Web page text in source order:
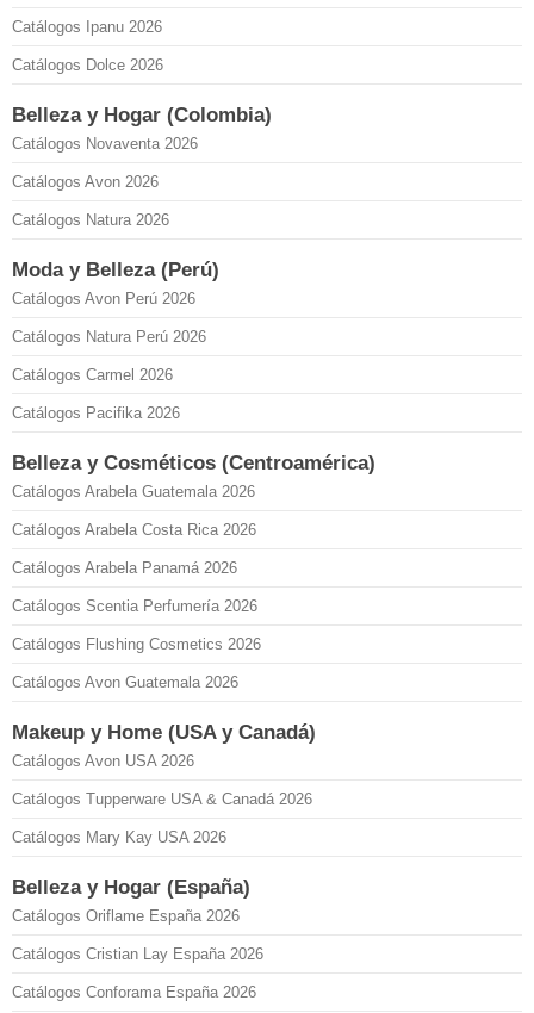
Catálogos Ipanu 2026
Catálogos Dolce 2026
Belleza y Hogar (Colombia)
Catálogos Novaventa 2026
Catálogos Avon 2026
Catálogos Natura 2026
Moda y Belleza (Perú)
Catálogos Avon Perú 2026
Catálogos Natura Perú 2026
Catálogos Carmel 2026
Catálogos Pacifika 2026
Belleza y Cosméticos (Centroamérica)
Catálogos Arabela Guatemala 2026
Catálogos Arabela Costa Rica 2026
Catálogos Arabela Panamá 2026
Catálogos Scentia Perfumería 2026
Catálogos Flushing Cosmetics 2026
Catálogos Avon Guatemala 2026
Makeup y Home (USA y Canadá)
Catálogos Avon USA 2026
Catálogos Tupperware USA & Canadá 2026
Catálogos Mary Kay USA 2026
Belleza y Hogar (España)
Catálogos Oriflame España 2026
Catálogos Cristian Lay España 2026
Catálogos Conforama España 2026